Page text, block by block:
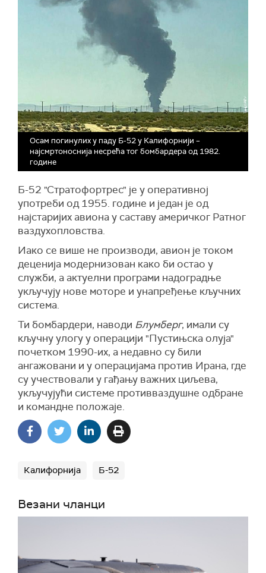
Осам погинулих у паду Б-52 у Калифорнији –
најсмртоноснија несрећа тог бомбардера од 1982.
године
Б-52 "Стратофортрес" је у оперативној
употреби од 1955. године и један је од
најстаријих авиона у саставу америчког Ратног
ваздухопловства.
Иако се више не производи, авион је током
деценија модернизован како би остао у
служби, а актуелни програми надоградње
укључују нове моторе и унапређење кључних
система.
Ти бомбардери, наводи Блумберг, имали су
кључну улогу у операцији "Пустињска олуја"
почетком 1990-их, а недавно су били
ангажовани и у операцијама против Ирана, где
су учествовали у гађању важних циљева,
укључујући системе противваздушне одбране
и командне положаје.
Калифорнија Б-52
Везани чланци